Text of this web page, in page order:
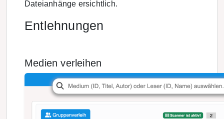
Dateianhänge ersichtlich.
Entlehnungen
Medien verleihen